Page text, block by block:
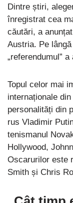
Dintre știri,
înregistrat cea
căutări, a
Austria. Pe lângă
„referendumul”
Topul celor mai
internaționale
personalități din
rus Vladimir
tenismanul
Hollywood,
Oscarurilor este
Smith și Chris